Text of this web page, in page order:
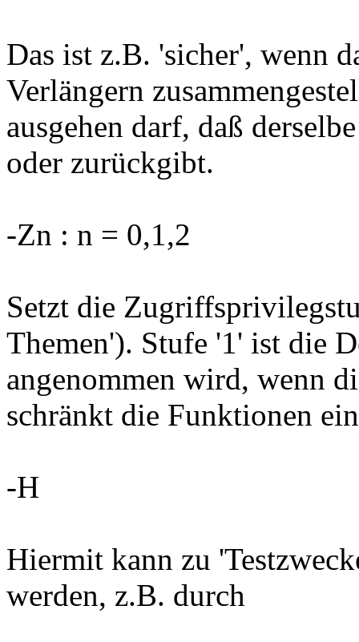
Das ist z.B. 'sicher', wenn
Verlängern
ausgehen darf, daß
oder zurückgibt.
-Zn : n = 0,1,2
Setzt die
Themen'). Stufe '1' ist die
angenommen wird, wenn
schränkt die Funktionen
-H
Hiermit kann zu
werden, z.B. durch